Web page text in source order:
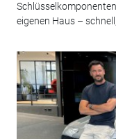
eigenen Haus –